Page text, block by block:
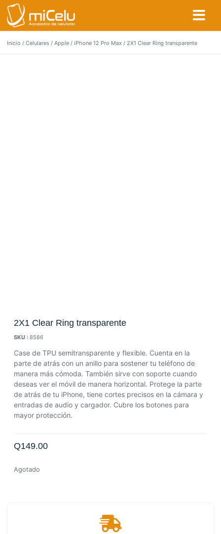
Inicio / Celulares / Apple / iPhone 12 Pro Max / 2X1 Clear Ring transparente
2X1 Clear Ring transparente
SKU : 8586
Case de TPU semitransparente y flexible. Cuenta en la
parte de atrás con un anillo para sostener tu teléfono de
manera más cómoda. También sirve con soporte cuando
deseas ver el móvil de manera horizontal. Protege la parte
de atrás de tu iPhone, tiene cortes precisos en la cámara y
entradas de audio y cargador. Cubre los botones para
mayor protección.
Q149.00
Agotado